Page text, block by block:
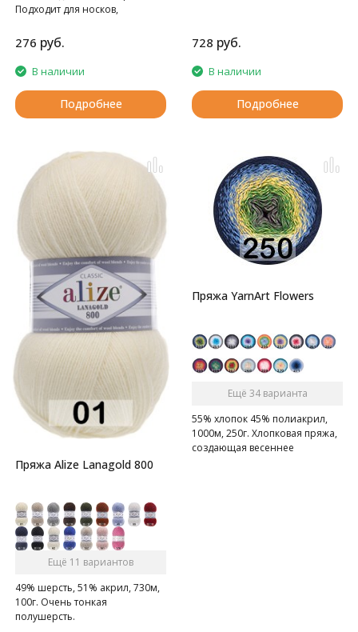
Подходит для носков,
шапок и т.д.
276 руб.
В наличии
Подробнее
728 руб.
В наличии
Подробнее
Пряжа Alize Lanagold 800
Ещё 11 вариантов
49% шерсть, 51% акрил, 730м,
100г. Очень тонкая
полушерсть.
Пряжа YarnArt Flowers
Ещё 34 варианта
55% хлопок 45% полиакрил,
1000м, 250г. Хлопковая пряжа,
создающая весеннее